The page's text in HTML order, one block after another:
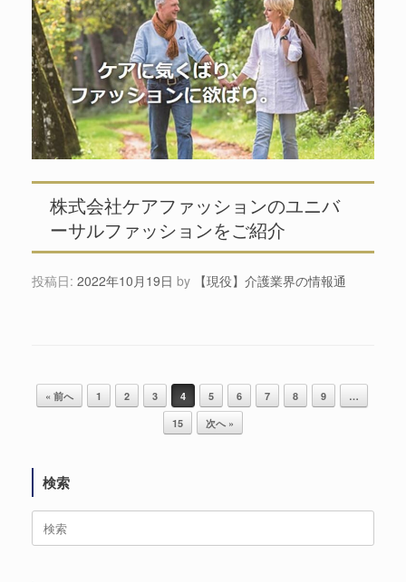
株式会社ケアファッションのユニバ
ーサルファッションをご紹介
投稿日: 2022年10月19日 by 【現役】介護業界の情報通
投稿ナビゲーション
« 前へ 1 2 3 4 5 6 7 8 9
…
15
次へ »
検索
検